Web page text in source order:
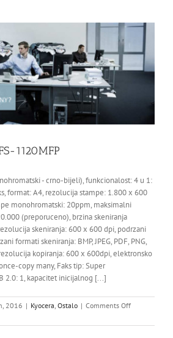
1120MFP
- crno-bijeli), funkcionalost: 4 u 1:
format: A4, rezolucija stampe: 1.800 x 600
monohromatski: 20ppm, maksimalni
(preporuceno), brzina skeniranja
skeniranja: 600 x 600 dpi, podrzani
formati skeniranja: BMP, JPEG, PDF, PNG,
kopiranja: 600 x 600dpi, elektronsko
copy many, Faks tip: Super
2.0: 1, kapacitet inicijalnog [...]
2016 | Kyocera Ostalo | Comments Offon
Ecosys